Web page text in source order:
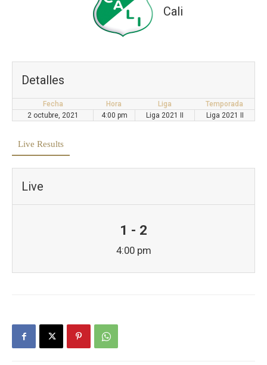
Cali
Detalles
Fecha Hora Liga
Temporada
2 octubre, 2021
4:00 pm Liga 2021 II Liga 2021 II
Live Results
Live
1 - 2
4:00 pm